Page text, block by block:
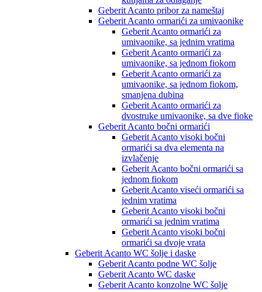
Geberit Acanto pribor za nameštaj
Geberit Acanto ormarići za umivaonike
Geberit Acanto ormarići za
umivaonike, sa jednim vratima
Geberit Acanto ormarići za
umivaonike, sa jednom fiokom
Geberit Acanto ormarići za
umivaonike, sa jednom fiokom,
smanjena dubina
Geberit Acanto ormarići za
dvostruke umivaonike, sa dve fioke
Geberit Acanto bočni ormarići
Geberit Acanto visoki bočni
ormarići sa dva elementa na
izvlačenje
Geberit Acanto bočni ormarići sa
jednom fiokom
Geberit Acanto viseći ormarići sa
jednim vratima
Geberit Acanto visoki bočni
ormarići sa jednim vratima
Geberit Acanto visoki bočni
ormarići sa dvoje vrata
Geberit Acanto WC šolje i daske
Geberit Acanto podne WC šolje
Geberit Acanto WC daske
Geberit Acanto konzolne WC šolje